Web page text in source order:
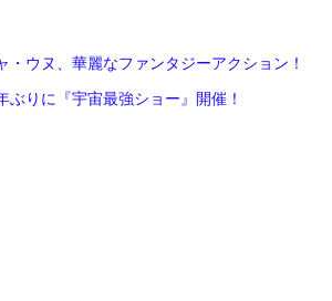
・ウヌ、華麗なファンタジーアクション！
ぶりに『宇宙最強ショー』開催！